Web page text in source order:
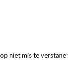
niet mis te